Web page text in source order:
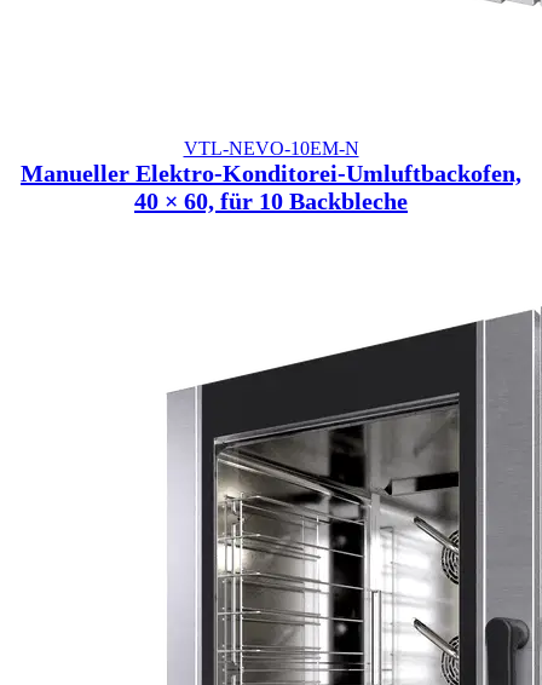
VTL-NEVO-10EM-N
Manueller Elektro-Konditorei-Umluftbackofen,
40 × 60, für 10 Backbleche